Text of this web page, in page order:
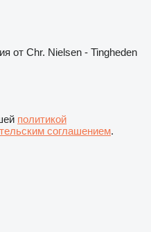
от Chr. Nielsen - Tingheden
политикой
соглашением.